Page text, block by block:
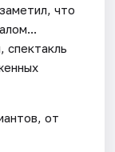
что
от